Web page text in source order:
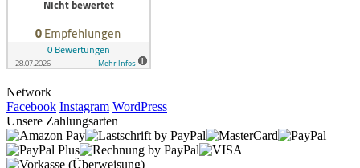
Network
Facebook Instagram WordPress
Unsere Zahlungsarten